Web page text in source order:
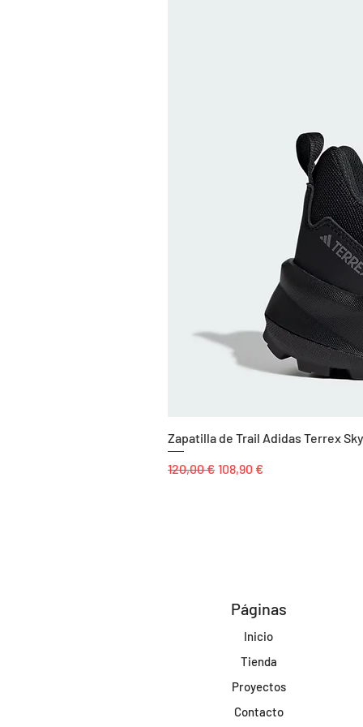
Zapatilla de Trail Adidas Terrex
Precio
120,00 € Precio de oferta
108,90 €
Páginas
Inicio
Tienda
Proyectos
Contacto